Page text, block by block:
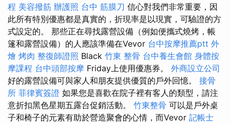
程 美容撥筋 辦護照 台中 筋膜刀 信心對我們非常重要，因
此所有特別優惠都是真實的，折現率是以現實，可驗證的方
式設定的。 那些正在尋找露營設備（例如便攜式燒烤，帳
篷和露營設備）的人應該準備在Vevor 台中按摩推薦ptt 外
燴 烤肉 整復師證照 Black 竹東 整骨 台中養生會館 身體按
摩課程 台中頭部按摩 Friday上使用優惠券。 外商設立公司
好的露營設備可與家人和朋友提供優質的戶外回憶。 接骨
所 菲律賓簽證 如果您是喜歡在院子裡有客人的類型，請注
意折扣黑色星期五露台促銷活動。 竹東整骨 可以是戶外桌
子和椅子的元素有助於營造聚會的心情，而Vevor 記帳士